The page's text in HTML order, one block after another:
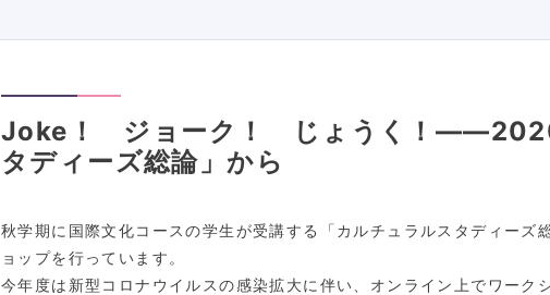
Joke！ ジョーク！ じょうく！――2020
タディーズ総論」から
秋学期に国際文化コースの学生が受講する「カルチュラルスタディー
ョップを行っています。
今年度は新型コロナウイルスの感染拡大に伴い、オンライン上でワーク